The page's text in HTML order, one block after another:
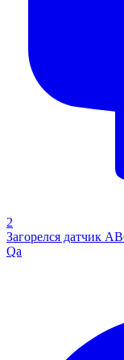
2
Загорелся датчик
Qa